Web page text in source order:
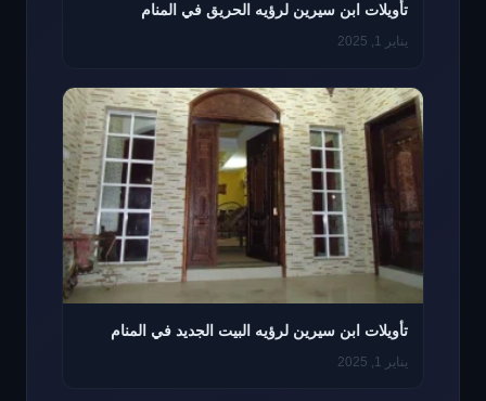
تأويلات ابن سيرين لرؤيه الحريق في المنام
يناير 1, 2025
تأويلات ابن سيرين لرؤيه البيت الجديد في المنام
يناير 1, 2025